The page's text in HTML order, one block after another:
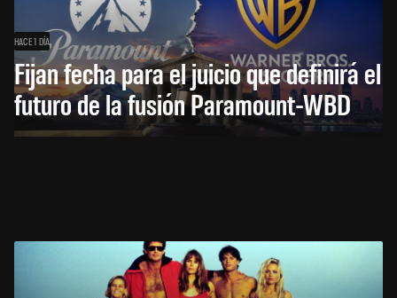
HACE 1 DÍA
Fijan fecha para el juicio que definirá el
futuro de la fusión Paramount-WBD